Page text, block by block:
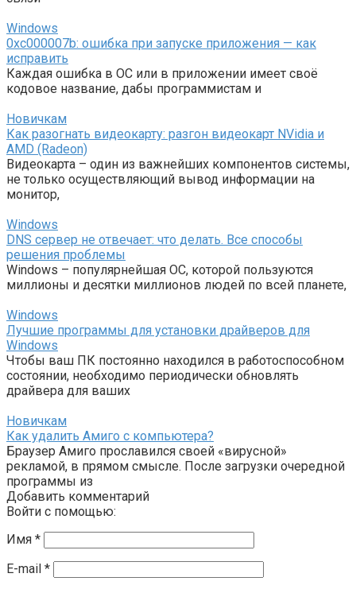
Windows
0xc000007b: ошибка при запуске приложения — как
исправить
Каждая ошибка в ОС или в приложении имеет своё
кодовое название, дабы программистам и
Новичкам
Как разогнать видеокарту: разгон видеокарт NVidia и
AMD (Radeon)
Видеокарта – один из важнейших компонентов системы,
не только осуществляющий вывод информации на
монитор,
Windows
DNS сервер не отвечает: что делать. Все способы
решения проблемы
Windows – популярнейшая ОС, которой пользуются
миллионы и десятки миллионов людей по всей планете,
Windows
Лучшие программы для установки драйверов для
Windows
Чтобы ваш ПК постоянно находился в работоспособном
состоянии, необходимо периодически обновлять
драйвера для ваших
Новичкам
Как удалить Амиго с компьютера?
Браузер Амиго прославился своей «вирусной»
рекламой, в прямом смысле. После загрузки очередной
программы из
Добавить комментарий
Войти с помощью:
Имя *
E-mail *